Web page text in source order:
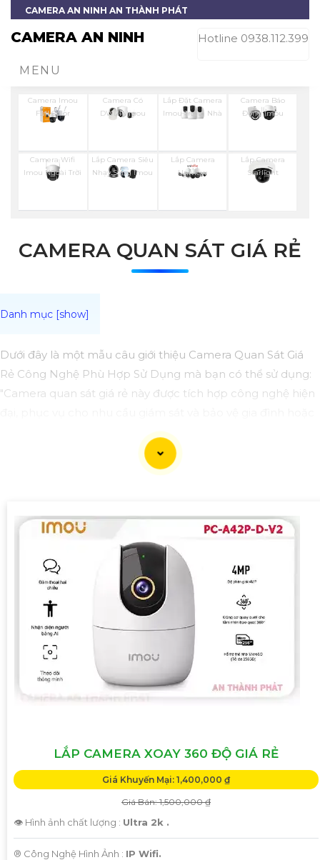
CAMERA AN NINH AN THÀNH PHÁT
CAMERA AN NINH Hotline 0938.112.399
MENU
Camera Imou
Full Color
Camera Có
DWDR Imou
Lắp Đặt Camera
Imou Trong Nhà
Camera Báo
Động Imou
Camera Wifi
Imou Ngoài Trời
Lắp Camera Siêu
Nhạy Sáng Imou
Lắp Camera
Uniview
Lắp Camera
Starlight
CAMERA QUAN SÁT GIÁ RẺ
Dưới đây là một mẫu câu giới thiệu Camera Quan Sát Giá
Rẻ Công Nghệ Phù Hợp Sử Dụng mà bạn có thể sử dụng:
"Camera quan sát giá rẻ này được tích hợp công nghệ hiện
chất lượng hình ảnh sắc nét và ổn định, đây
chắc chắn là sự lựa chọn phù hợp cho các mục đích sử
LẮP CAMERA XOAY 360 ĐỘ GIÁ RẺ
Giá Khuyến Mại: 1,400,000 ₫
Giá Bán: 1,500,000 ₫
👁 Hình ảnh chất lượng : Ultra 2k .
®️ Công Nghệ Hình Ảnh : IP Wifi.